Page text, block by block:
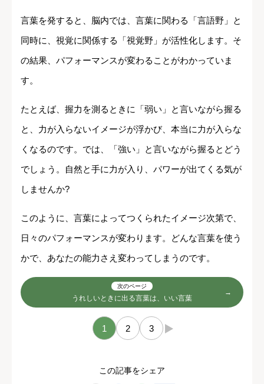
言葉を発すると、脳内では、言葉に関わる「言語野」と
同時に、視覚に関係する「視覚野」が活性化します。そ
の結果、パフォーマンスが変わることがわかっていま
す。
たとえば、握力を測るときに「弱い」と言いながら握る
と、力が入らないイメージが浮かび、本当に力が入らな
くなるのです。では、「強い」と言いながら握るとどう
でしょう。自然と手に力が入り、パワーが出てくる気が
しませんか?
このように、言葉によってつくられたイメージ次第で、
日々のパフォーマンスが変わります。どんな言葉を使う
かで、あなたの能力さえ変わってしまうのです。
次のページ
うれしいときに出る言葉は、いい言葉
1 2 3 →
この記事をシェア